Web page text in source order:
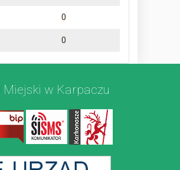
0
0
Miejski w Karpaczu